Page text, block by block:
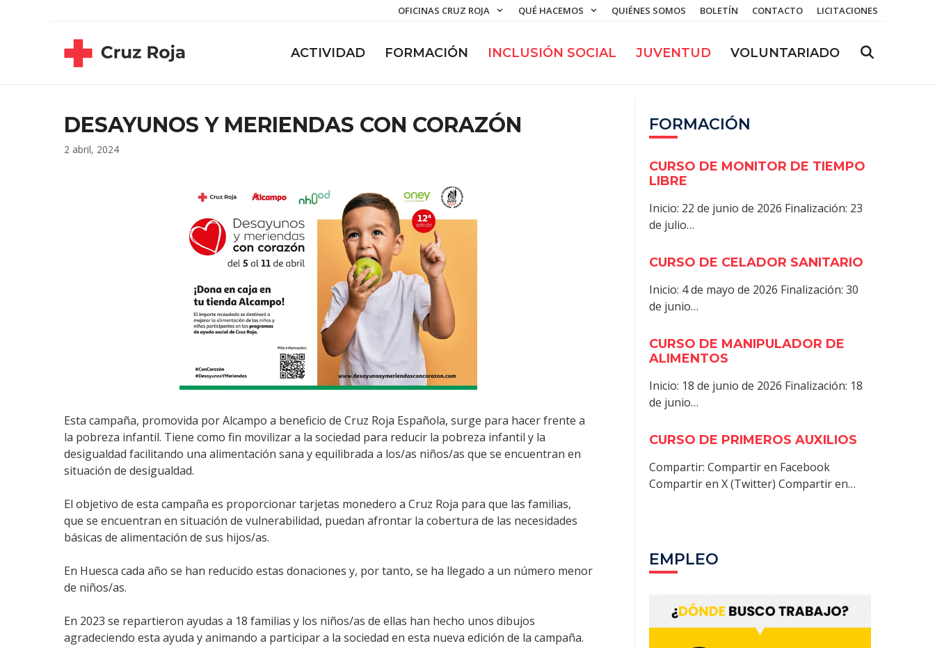
OFICINAS CRUZ ROJA QUÉ HACEMOS QUIÉNES SOMOS BOLETÍN CONTACTO LICITACIONES
ACTIVIDAD FORMACIÓN INCLUSIÓN SOCIAL JUVENTUD VOLUNTARIADO
DESAYUNOS Y MERIENDAS CON CORAZÓN
2 abril, 2024
Esta campaña, promovida por Alcampo a beneficio de Cruz Roja Española, surge para hacer frente a
la pobreza infantil. Tiene como fin movilizar a la sociedad para reducir la pobreza infantil y la
desigualdad facilitando una alimentación sana y equilibrada a los/as niños/as que se encuentran en
situación de desigualdad.
El objetivo de esta campaña es proporcionar tarjetas monedero a Cruz Roja para que las familias,
que se encuentran en situación de vulnerabilidad, puedan afrontar la cobertura de las necesidades
básicas de alimentación de sus hijos/as.
En Huesca cada año se han reducido estas donaciones y, por tanto, se ha llegado a un número menor
de niños/as.
En 2023 se repartieron ayudas a 18 familias y los niños/as de ellas han hecho unos dibujos
agradeciendo esta ayuda y animando a participar a la sociedad en esta nueva edición de la campaña.
FORMACIÓN
CURSO DE MONITOR DE TIEMPO
LIBRE
Inicio: 22 de junio de 2026 Finalización: 23
de julio…
CURSO DE CELADOR SANITARIO
Inicio: 4 de mayo de 2026 Finalización: 30
de junio…
CURSO DE MANIPULADOR DE
ALIMENTOS
Inicio: 18 de junio de 2026 Finalización: 18
de junio…
CURSO DE PRIMEROS AUXILIOS
Compartir: Compartir en Facebook
Compartir en X (Twitter) Compartir en…
EMPLEO